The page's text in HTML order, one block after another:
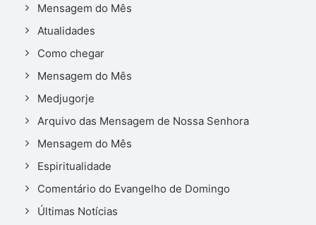
Mensagem do Mês
Atualidades
Como chegar
Mensagem do Mês
Medjugorje
Arquivo das Mensagem de Nossa Senhora
Mensagem do Mês
Espiritualidade
Comentário do Evangelho de Domingo
Últimas Notícias